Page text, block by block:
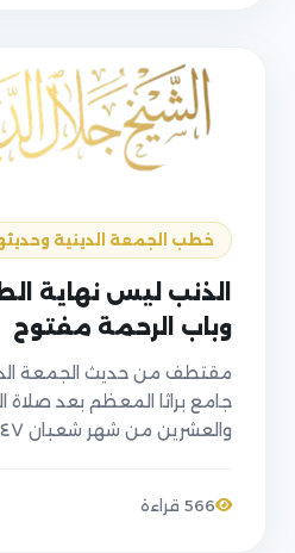
خطب الجمعة الدينية
الذنب ليس نهاية
وباب الرحمة مفتوح
مقتطف من حديث الجمعة
جامع براثا المعظم بعد صلاة
566 قراءة